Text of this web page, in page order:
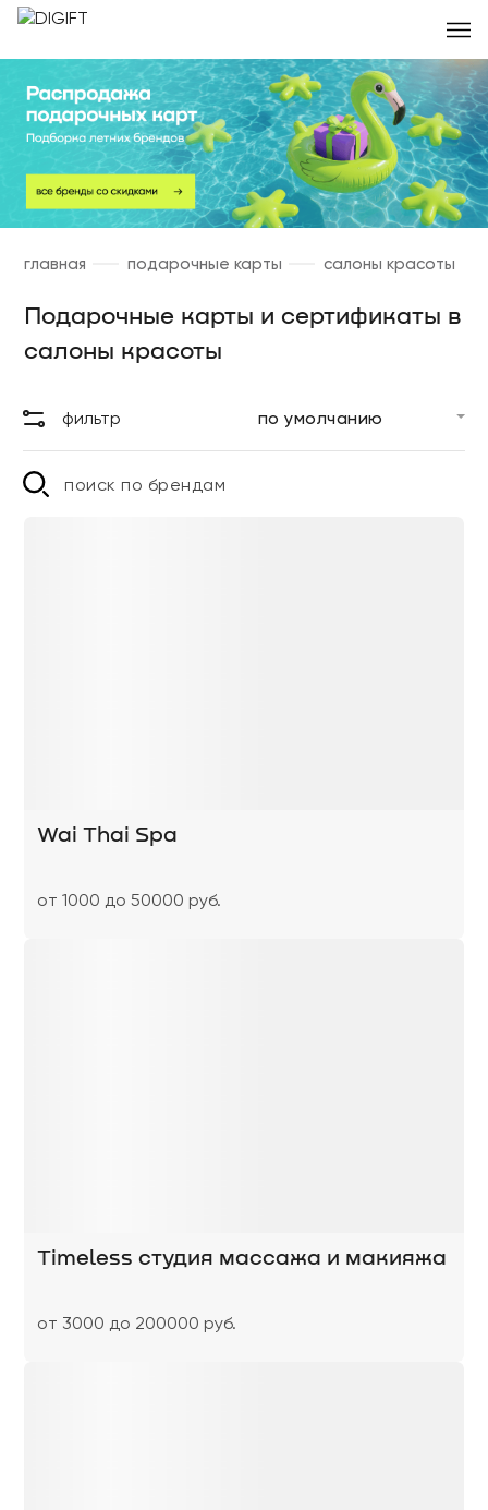
главная подарочные карты салоны красоты
Подарочные карты и сертификаты в
салоны красоты
фильтр
поиск по брендам
Wai Thai Spa
от 1000 до 50000 руб.
Timeless студия массажа и макияжа
от 3000 до 200000 руб.